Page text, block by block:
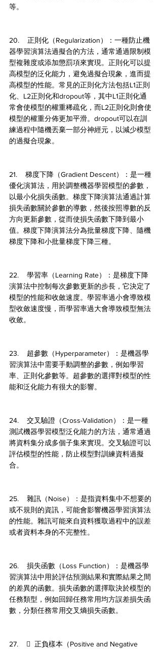
等。
20.    正則化（Regularization）：一種防止機
器學習演算法過擬合的方法，通常通過限制模
型複雜度或添加懲罰項來實現。正則化可以提
高模型的泛化能力，避免過擬合現象，進而提
高模型的性能。常見的正則化方法包括L1正則
化、L2正則化和dropout等，其中L1正則化通
常會使模型的權重稀疏化，而L2正則化則會使
模型的權重分佈更加平滑。dropout可以在訓
練過程中隨機丟棄一部分神經元，以減少模型
的過擬合現象。
21.    梯度下降（Gradient Descent）：是一種
優化演算法，用於調整機器學習模型的參數，
以最小化損失函數。梯度下降演算法通過計算
損失函數關於參數的導數，然後按照導數的反
方向更新參數，從而使損失函數下降到最小
值。梯度下降演算法分為批量梯度下降、隨機
梯度下降和小批量梯度下降三種。
22.    學習率（Learning Rate）：是梯度下降
演算法中控制每次參數更新的步長，它決定了
模型的性能和收斂速度。學習率過小會導致模
型收斂速度慢，而學習率過大會導致模型無法
收斂。
23.    超參數（Hyperparameter）：是機器學
習演算法中需要手動調整的參數，例如學習
率、正則化參數等。超參數的選擇對模型的性
能和泛化能力有很大的影響。
24.    交叉驗證（Cross-Validation）：是一種
測試機器學習模型泛化能力的方法，通常通過
將資料集分成多個子集來實現。交叉驗證可以
評估模型的性能，防止模型對訓練資料過擬
合。
25.    雜訊（Noise）：是指資料集中不想要的
或不規則的資訊，可能會影響機器學習演算法
的性能。雜訊可能來自資料獲取過程中的誤差
或者資料本身的不完整性。
26.    損失函數（Loss Function）：是機器學
習演算法中用於評估預測結果和實際結果之間
的差異的函數。損失函數的選擇取決於模型的
任務類型，例如回歸任務常用均方誤差損失函
數，分類任務常用交叉熵損失函數。
27.      正負樣本（Positive and Negative